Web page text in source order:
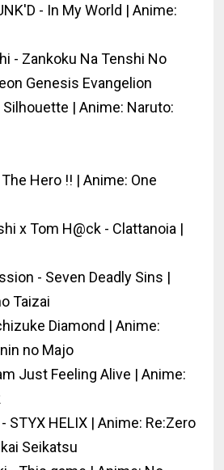
- In My World | Anime:
- Zankoku Na Tenshi No
Genesis Evangelion
Silhouette | Anime: Naruto:
Hero !! | Anime: One
x Tom H@ck - Clattanoia |
- Seven Deadly Sins |
Taizai
Diamond | Anime:
no Majo
Just Feeling Alive | Anime:
STYX HELIX | Anime: Re:Zero
Seikatsu